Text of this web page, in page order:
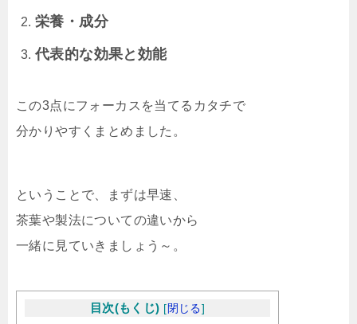
栄養・成分
代表的な効果と効能
この3点にフォーカスを当てるカタチで
分かりやすくまとめました。
ということで、まずは早速、
茶葉や製法についての違いから
一緒に見ていきましょう～。
目次(もくじ) [閉じる]